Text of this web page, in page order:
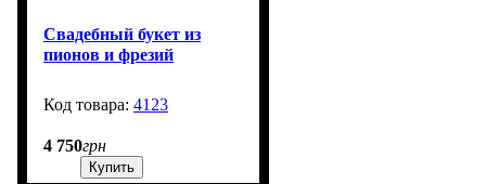
Свадебный букет из
пионов и фрезий
4123
4 750грн
Купить